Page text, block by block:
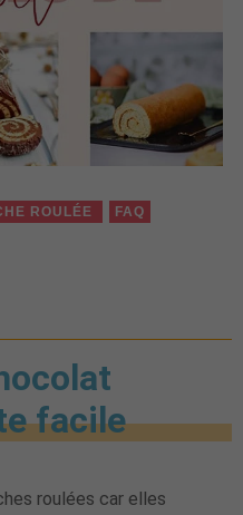
ROULÉE
FAQ
facile
roulées car elles